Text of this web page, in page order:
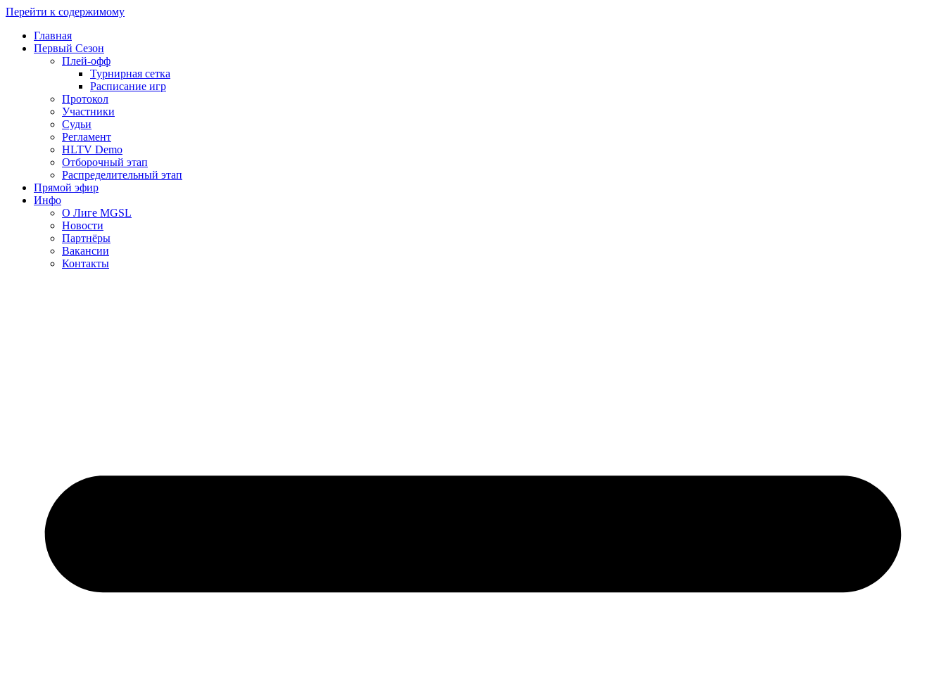
Перейти к содержимому
Главная
Первый Сезон
Плей-офф
Турнирная сетка
Расписание игр
Протокол
Участники
Судьи
Регламент
HLTV Demo
Отборочный этап
Распределительный этап
Прямой эфир
Инфо
О Лиге MGSL
Новости
Партнёры
Вакансии
Контакты